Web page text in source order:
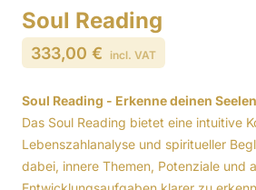
Soul Reading
333,00 € incl. VAT
Soul Reading - Erkenne deinen
Das Soul Reading bietet eine intuitive
Lebenszahlanalyse und spiritueller
dabei, innere Themen, Potenziale und